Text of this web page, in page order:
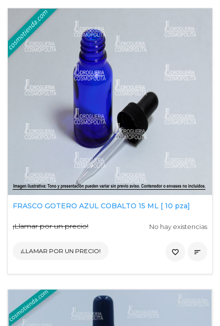
FRASCO GOTERO AZUL COBALTO 15 ML [ 10 pza]
¡Llamar por un precio! No hay existencias
¡LLAMAR POR UN PRECIO! 
favorite_border